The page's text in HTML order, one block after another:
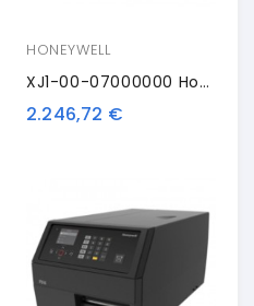
HONEYWELL
XJ1-00-07000000 Honeywell Compact 4 Mobile Mark III, 8 Dots/mm (203 Dpi), RTC, ZPL, DPL, PL-Z, LP, USB, RS232, Ethernet
2.246,72 €